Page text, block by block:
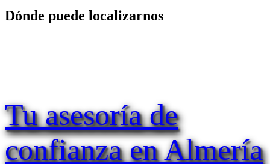
Dónde puede localizarnos
Tu asesoría de
confianza en Almería